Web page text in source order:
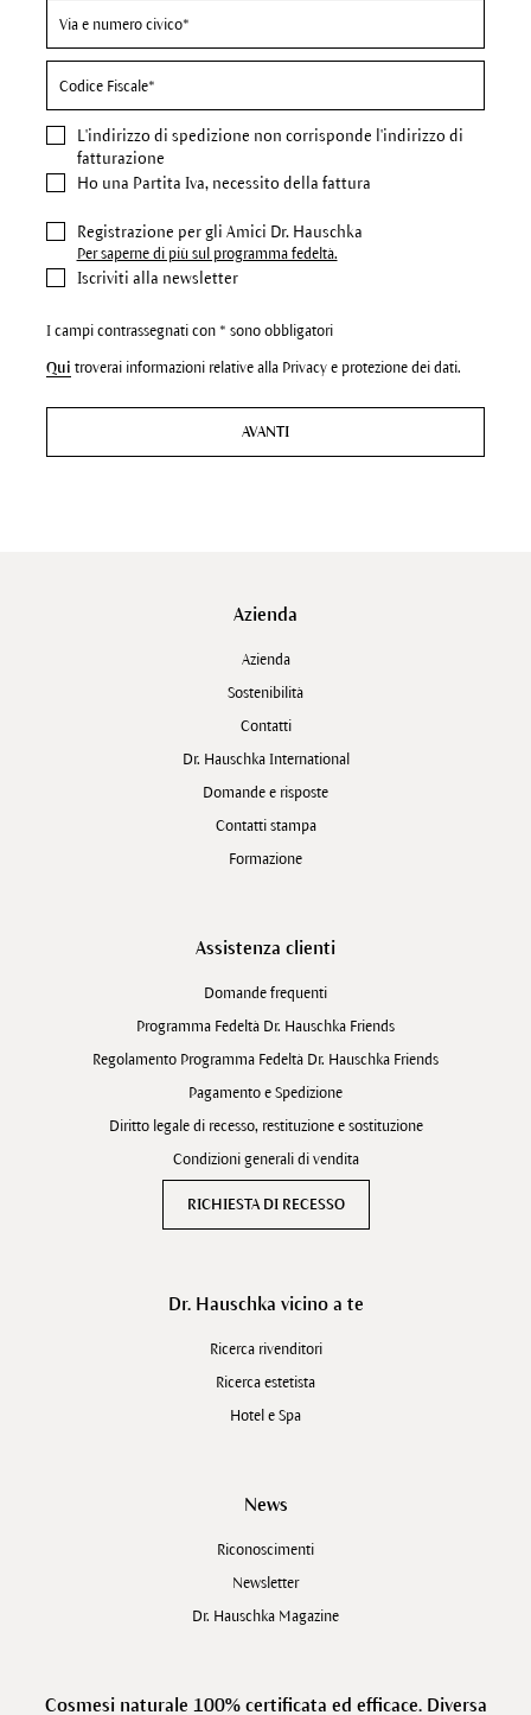
L'indirizzo di spedizione non corrisponde l'indirizzo di
fatturazione
Ho una Partita Iva, necessito della fattura
Registrazione per gli Amici Dr. Hauschka
Per saperne di più sul programma fedeltà.
Iscriviti alla newsletter
I campi contrassegnati con * sono obbligatori
Qui troverai informazioni relative alla Privacy e protezione dei dati.
AVANTI
Azienda
Azienda
Sostenibilità
Contatti
Dr. Hauschka International
Domande e risposte
Contatti stampa
Formazione
Assistenza clienti
Domande frequenti
Programma Fedeltà Dr. Hauschka Friends
Regolamento Programma Fedeltà Dr. Hauschka Friends
Pagamento e Spedizione
Diritto legale di recesso, restituzione e sostituzione
Condizioni generali di vendita
RICHIESTA DI RECESSO
Dr. Hauschka vicino a te
Ricerca rivenditori
Ricerca estetista
Hotel e Spa
News
Riconoscimenti
Newsletter
Dr. Hauschka Magazine
Cosmesi naturale 100% certificata ed efficace. Diversa